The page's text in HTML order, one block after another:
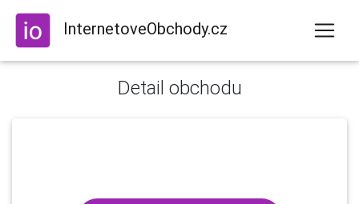
InternetoveObchody.cz
Detail obchodu